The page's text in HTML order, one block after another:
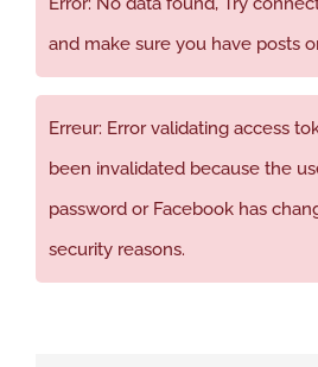
and make sure you have posts
Erreur: Error validating access
been invalidated because the
password or Facebook has
security reasons.